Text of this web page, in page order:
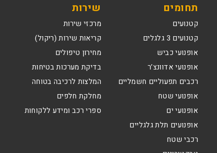
תחומים
קטנועים
קטנועים 3 גלגלים
אופנועי כביש
אופנועי אדוונצ’ר
רכבים תפעוליים חשמליים
אופנועי שטח
אופנועי ים
אופנועים תלת גלגליים
רכבי שטח
שירות
מרכזי שירות
קריאות שירות (ריקול)
מחירון טיפולים
בדיקת מערכות בטיחות
המלצות לרכיבה בטוחה
מחלקת חלפים
ספרי רכב ומידע ללקוחות